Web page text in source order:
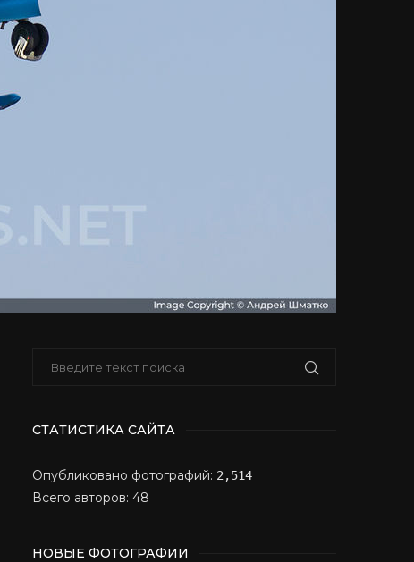
СТАТИСТИКА САЙТА
Опубликовано фотографий: 2,514
Всего авторов: 48
НОВЫЕ ФОТОГРАФИИ